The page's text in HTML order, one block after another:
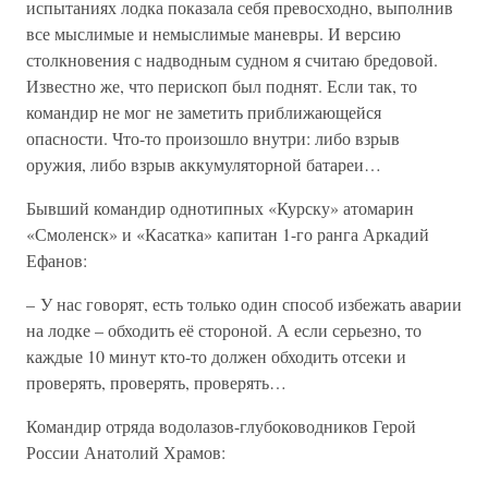
испытаниях лодка показала себя превосходно, выполнив
все мыслимые и немыслимые маневры. И версию
столкновения с надводным судном я считаю бредовой.
Известно же, что перископ был поднят. Если так, то
командир не мог не заметить приближающейся
опасности. Что-то произошло внутри: либо взрыв
оружия, либо взрыв аккумуляторной батареи…
Бывший командир однотипных «Курску» атомарин
«Смоленск» и «Касатка» капитан 1-го ранга Аркадий
Ефанов:
– У нас говорят, есть только один способ избежать аварии
на лодке – обходить её стороной. А если серьезно, то
каждые 10 минут кто-то должен обходить отсеки и
проверять, проверять, проверять…
Командир отряда водолазов-глубоководников Герой
России Анатолий Храмов: